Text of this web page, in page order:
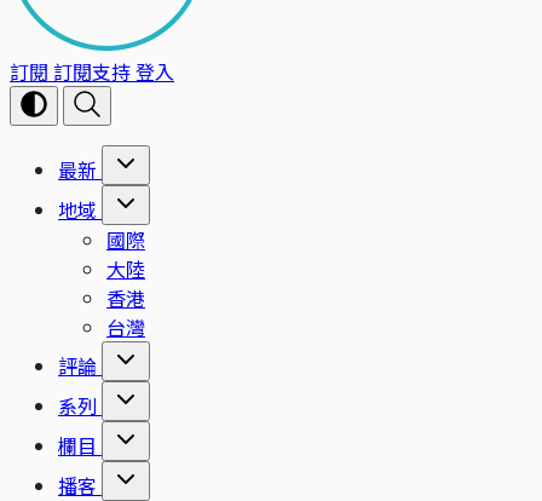
訂閱 訂閱支持登入
最新
地域
國際
大陸
香港
台灣
評論
系列
欄目
播客